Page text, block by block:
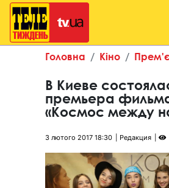
Головна Кіно
В Киеве
премьера
«Космос между
3 лютого 2017 18:30 Редакция